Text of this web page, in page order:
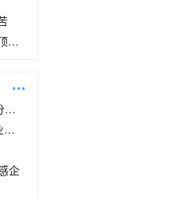
道家智慧，是最契合东方人种的顶级生命指
...
“中国优秀企业、企业家”活动部分风采
关于参加“中国商人·日本标杆企业研修
企